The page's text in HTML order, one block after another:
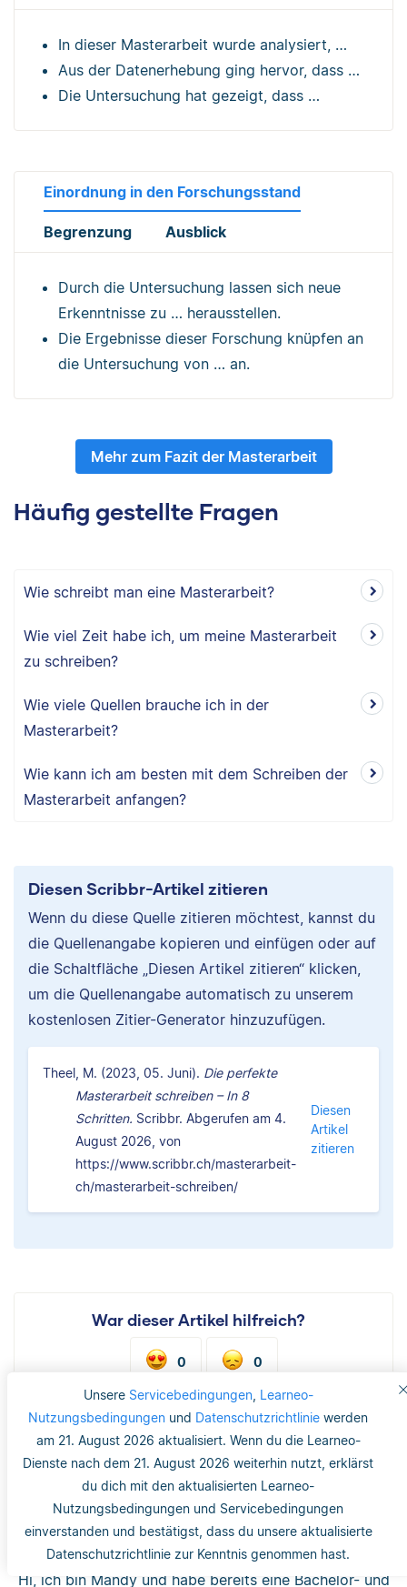
Unsere Servicebedingungen, Learneo-
Nutzungsbedingungen und Datenschutzrichtlinie werden
am 21. August 2026 aktualisiert. Wenn du die Learneo-
Dienste nach dem 21. August 2026 weiterhin nutzt, erklärst
du dich mit den aktualisierten Learneo-
Nutzungsbedingungen und Servicebedingungen
einverstanden und bestätigst, dass du unsere aktualisierte
Datenschutzrichtlinie zur Kenntnis genommen hast.
In dieser Masterarbeit wurde analysiert, …
Aus der Datenerhebung ging hervor, dass …
Die Untersuchung hat gezeigt, dass …
Einordnung in den Forschungsstand
Begrenzung Ausblick
Durch die Untersuchung lassen sich neue
Erkenntnisse zu … herausstellen.
Die Ergebnisse dieser Forschung knüpfen an
die Untersuchung von … an.
Mehr zum Fazit der Masterarbeit
Häufig gestellte Fragen
Wie schreibt man eine Masterarbeit?
Wie viel Zeit habe ich, um meine Masterarbeit
zu schreiben?
Wie viele Quellen brauche ich in der
Masterarbeit?
Wie kann ich am besten mit dem Schreiben der
Masterarbeit anfangen?
Diesen Scribbr-Artikel zitieren
Wenn du diese Quelle zitieren möchtest, kannst du
die Quellenangabe kopieren und einfügen oder auf
die Schaltfläche „Diesen Artikel zitieren“ klicken,
um die Quellenangabe automatisch zu unserem
kostenlosen Zitier-Generator hinzuzufügen.
Theel, M. (2023, 05. Juni). Die perfekte
Masterarbeit schreiben – In 8
Schritten. Scribbr. Abgerufen am 4.
August 2026, von
https://www.scribbr.ch/masterarbeit-
ch/masterarbeit-schreiben/
Diesen
Artikel
zitieren
War dieser Artikel hilfreich?
0 0
Mandy Theel
Hi, ich bin Mandy und habe bereits eine Bachelor- und